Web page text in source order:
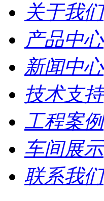
关于我们
产品中心
新闻中心
技术支持
工程案例
车间展示
联系我们